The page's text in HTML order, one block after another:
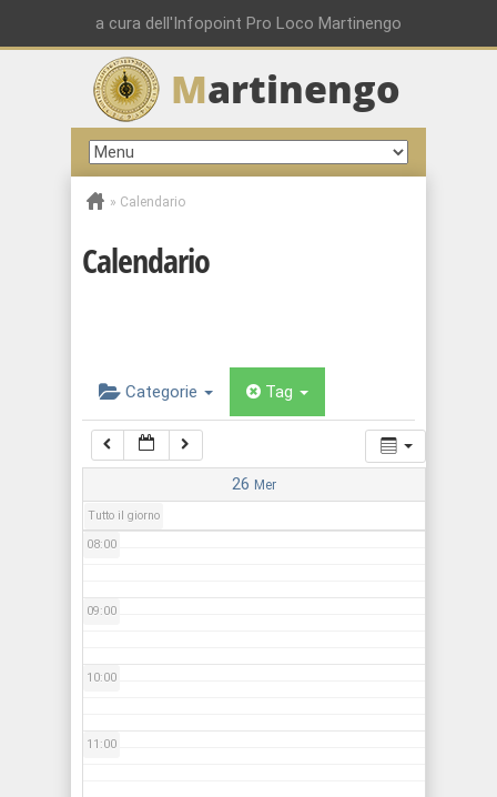
a cura dell'Infopoint Pro Loco Martinengo
Martinengo
» Calendario
Calendario
Categorie Tag
26 Mer
Tutto il giorno
01:00
02:00
03:00
04:00
08:00
09:00
10:00
11:00